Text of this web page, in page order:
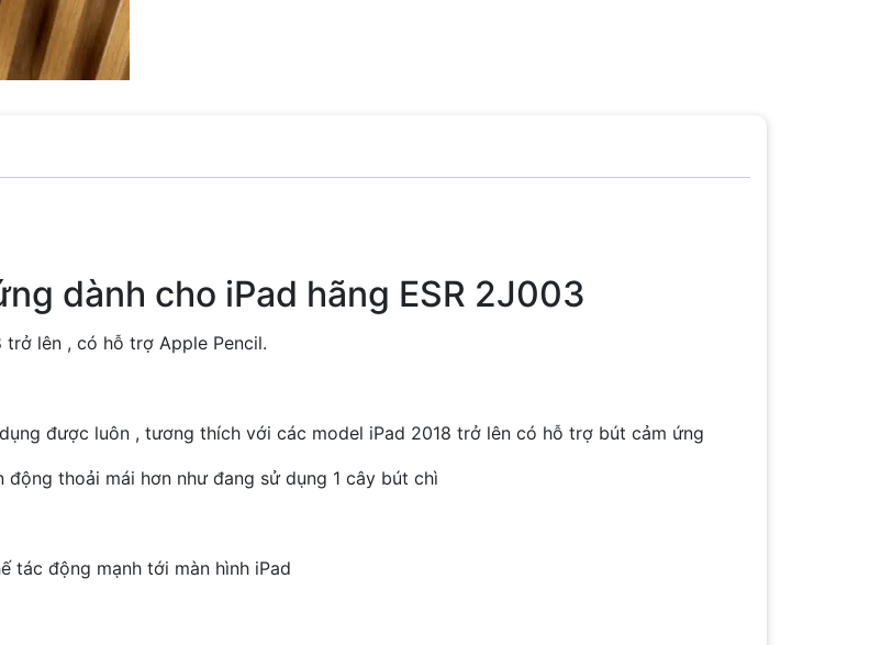
dành cho iPad hãng ESR 2J003
lên , có hỗ trợ Apple Pencil.
được luôn , tương thích với các model iPad 2018 trở lên có hỗ trợ bút cảm ứng
thoải mái hơn như đang sử dụng 1 cây bút chì
tác động mạnh tới màn hình iPad